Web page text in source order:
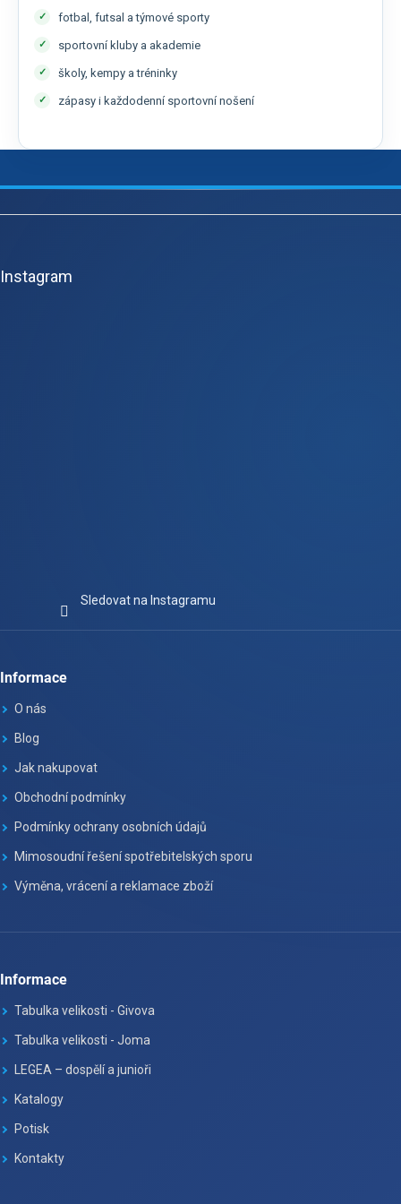
fotbal, futsal a týmové sporty
sportovní kluby a akademie
školy, kempy a tréninky
zápasy i každodenní sportovní nošení
Z
Instagram
Sledovat na Instagramu
Informace
O nás
Blog
Jak nakupovat
Obchodní podmínky
Podmínky ochrany osobních údajů
Mimosoudní řešení spotřebitelských sporu
Výměna, vrácení a reklamace zboží
Informace
Tabulka velikosti - Givova
Tabulka velikosti - Joma
LEGEA – dospělí a junioři
Katalogy
Potisk
Kontakty